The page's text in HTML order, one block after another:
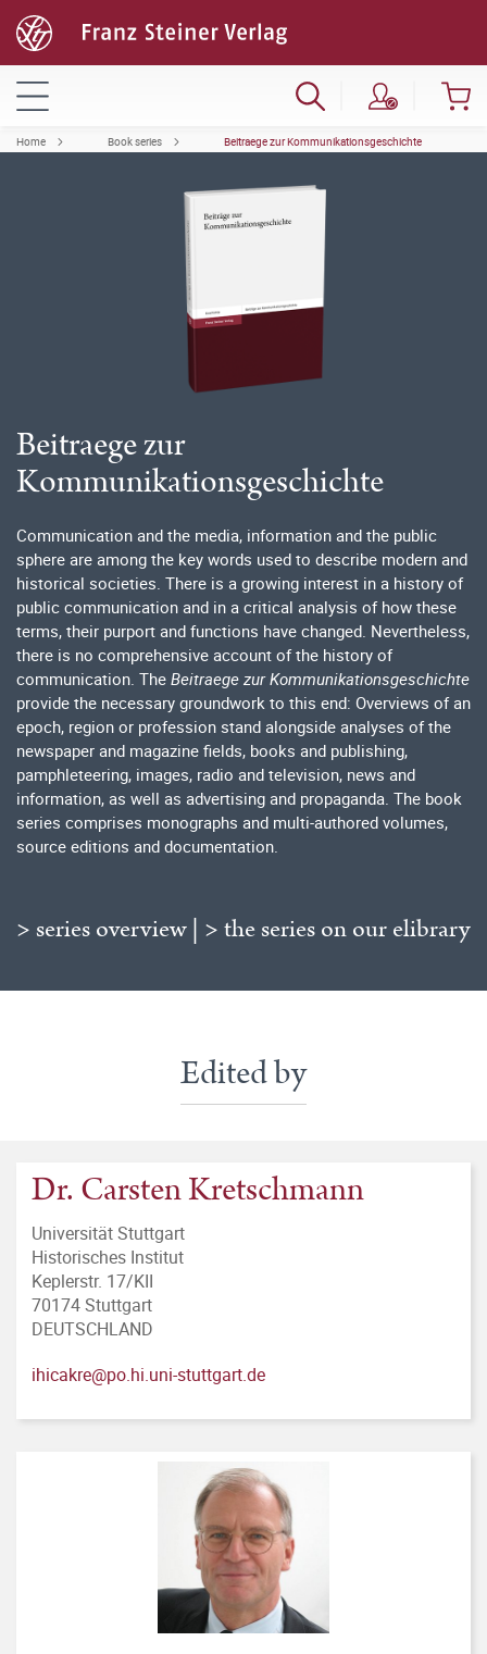
Home Book series Beitraege zur Kommunikationsgeschichte
Beitraege zur
Kommunikationsgeschichte
Communication and the media, information and the public
sphere are among the key words used to describe modern and
historical societies. There is a growing interest in a history of
public communication and in a critical analysis of how these
terms, their purport and functions have changed. Nevertheless,
there is no comprehensive account of the history of
communication. The Beitraege zur Kommunikationsgeschichte
provide the necessary groundwork to this end: Overviews of an
epoch, region or profession stand alongside analyses of the
newspaper and magazine fields, books and publishing,
pamphleteering, images, radio and television, news and
information, as well as advertising and propaganda. The book
series comprises monographs and multi-authored volumes,
source editions and documentation.
> series overview| > the series on our elibrary
Edited by
Dr. Carsten Kretschmann
Universität Stuttgart
Historisches Institut
Keplerstr. 17/KII
70174 Stuttgart
DEUTSCHLAND
ihicakre@po.hi.uni-stuttgart.de